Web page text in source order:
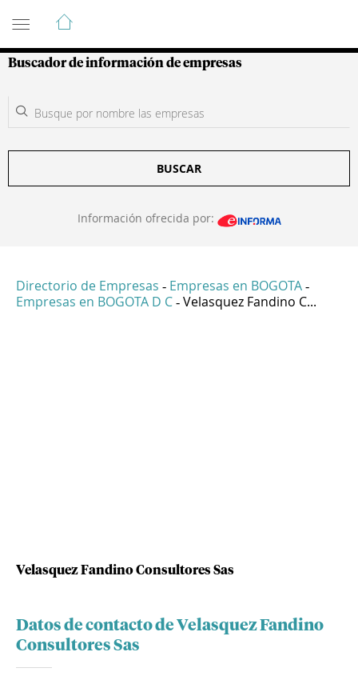
Guía de Empresas Colombianas
Buscador de información de empresas
BUSCAR
Información ofrecida por:
Directorio de Empresas - Empresas en BOGOTA -
Empresas en BOGOTA D C - Velasquez Fandino C...
Velasquez Fandino Consultores Sas
Datos de contacto de Velasquez Fandino
Consultores Sas